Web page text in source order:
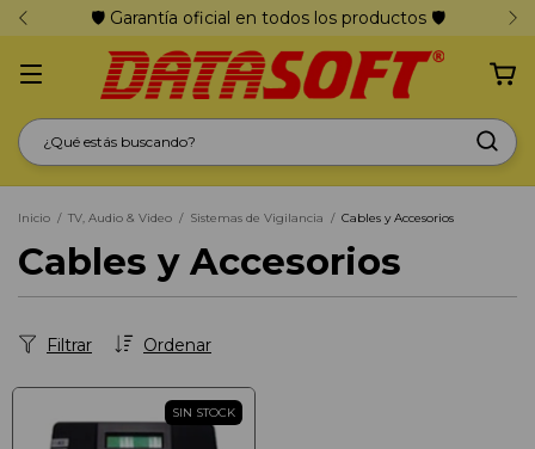
🛡️ Garantía oficial en todos los productos 🛡️
Inicio / TV, Audio & Video / Sistemas de Vigilancia / Cables y Accesorios
Cables y Accesorios
Ordenar
Filtrar
SIN STOCK